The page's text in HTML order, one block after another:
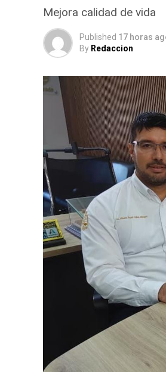
Mejora calidad de vida
Published 17 horas
By Redaccion